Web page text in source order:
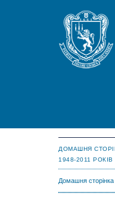
ДОМАШНЯ
1948-2011 РОКІВ
Домашня сторінка